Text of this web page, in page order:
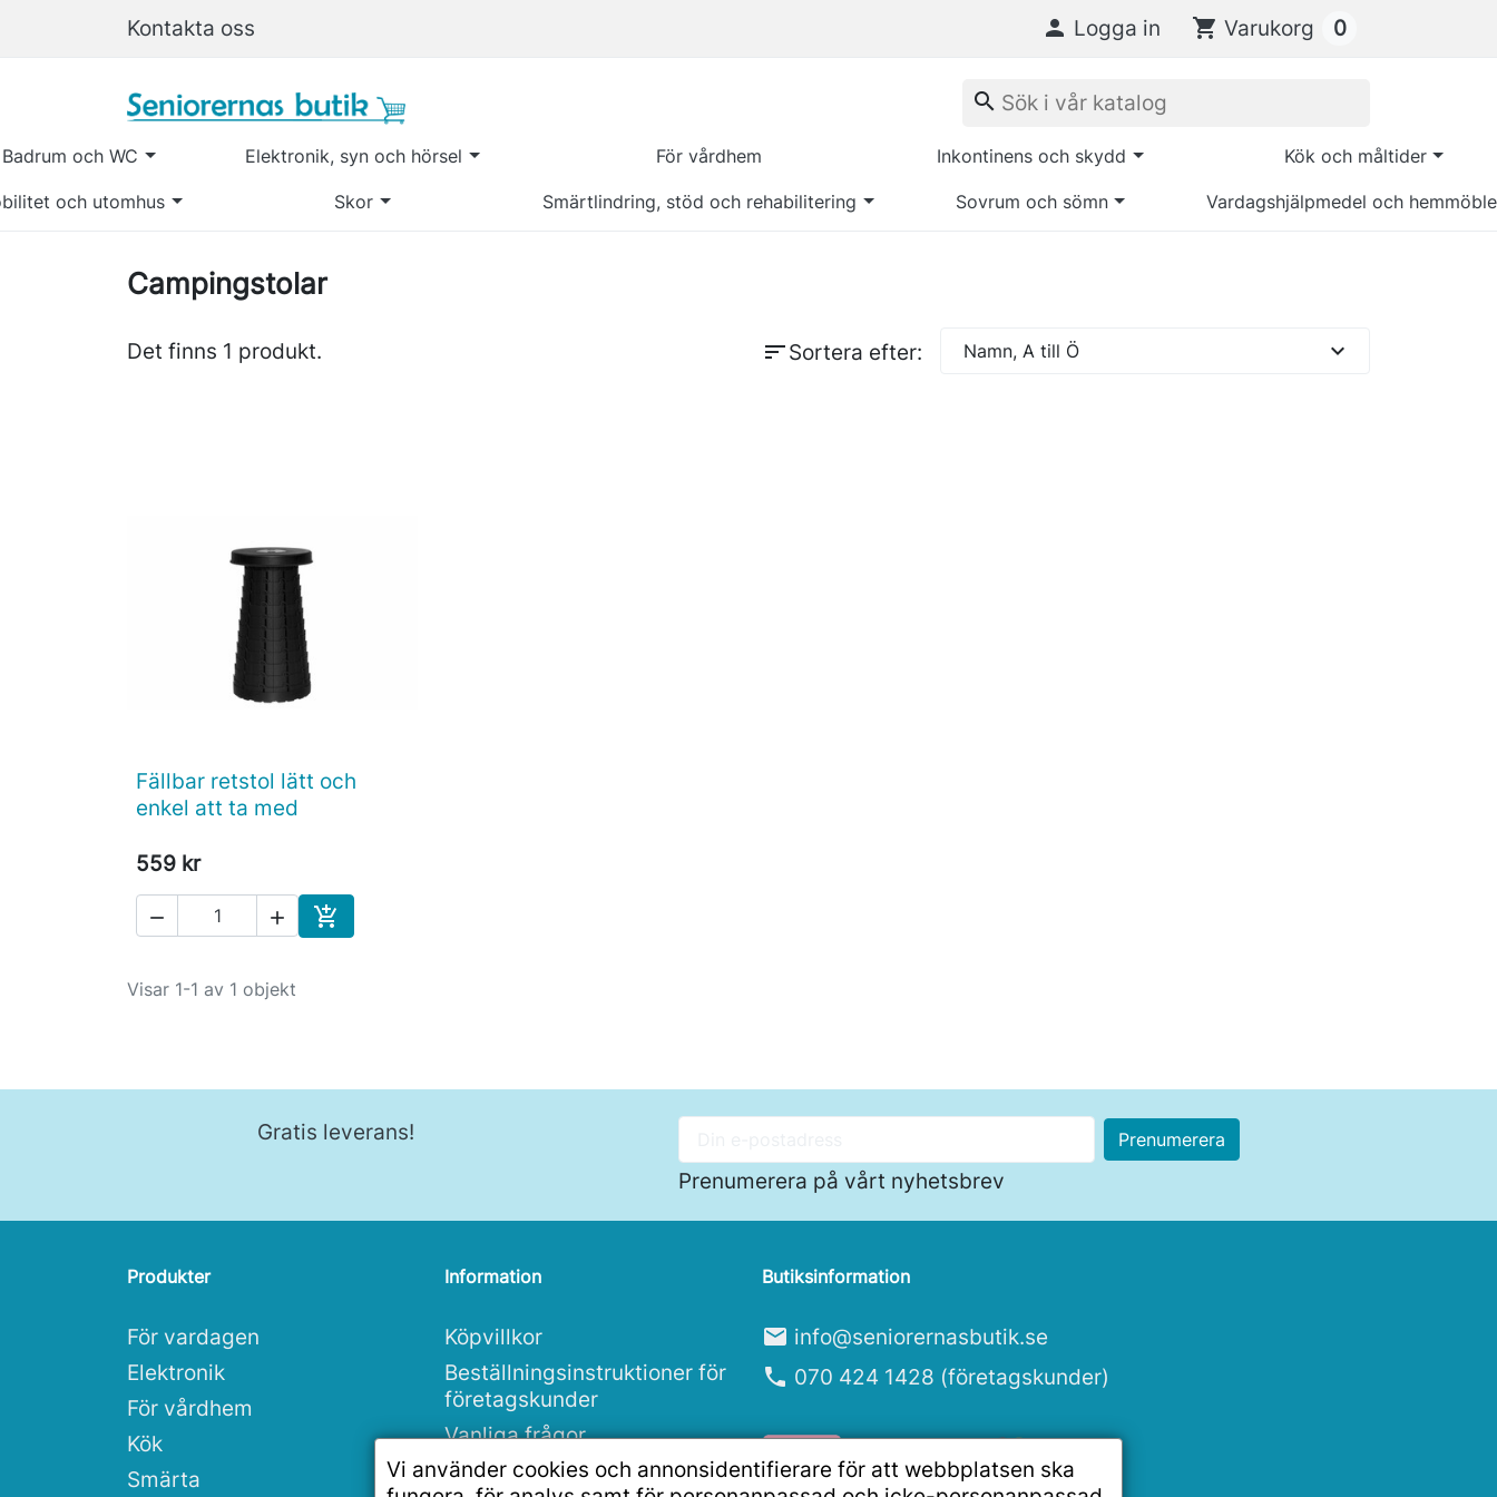
Kontakta oss  Logga in shopping_cart Varukorg 0
Badrum och WC Elektronik, syn och hörsel För vårdhem Inkontinens och skydd Kök och måltider
och utomhus Skor Smärtlindring, stöd och rehabilitering Sovrum och sömn Vardagshjälpmedel och
search
Campingstolar
Det finns 1 produkt. sortSortera efter: Namn, A till Ö expand_more
 Snabbvy
Fällbar retstol lätt och
enkel att ta med
559 kr
  
Köp
Visar 1-1 av 1 objekt
Gratis leverans!
Prenumerera på vårt nyhetsbrev
Produkter
För vardagen
Elektronik
För vårdhem
Kök
Smärta
Information
Köpvillkor
Beställningsinstruktioner för
företagskunder
Vanliga frågor
Integritetspolicy
Butiksinformation
mail info@seniorernasbutik.se
phone 070 424 1428 (företagskunder)
Vi använder cookies och annonsidentifierare för att webbplatsen ska